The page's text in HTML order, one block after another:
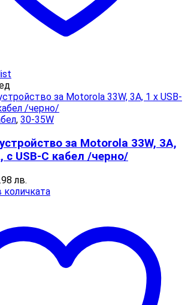
, 30-35W
за Motorola 33W, 3A,
с USB-C кабел /черно/
лв.